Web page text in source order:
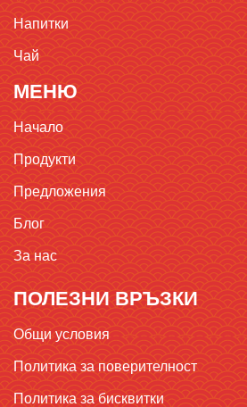
Напитки
Чай
МЕНЮ
Начало
Продукти
Предложения
Блог
За нас
ПОЛЕЗНИ ВРЪЗКИ
Общи условия
Политика за поверителност
Политика за бисквитки